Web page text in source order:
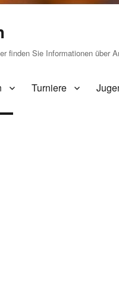
finden Sie Informationen über
Turniere